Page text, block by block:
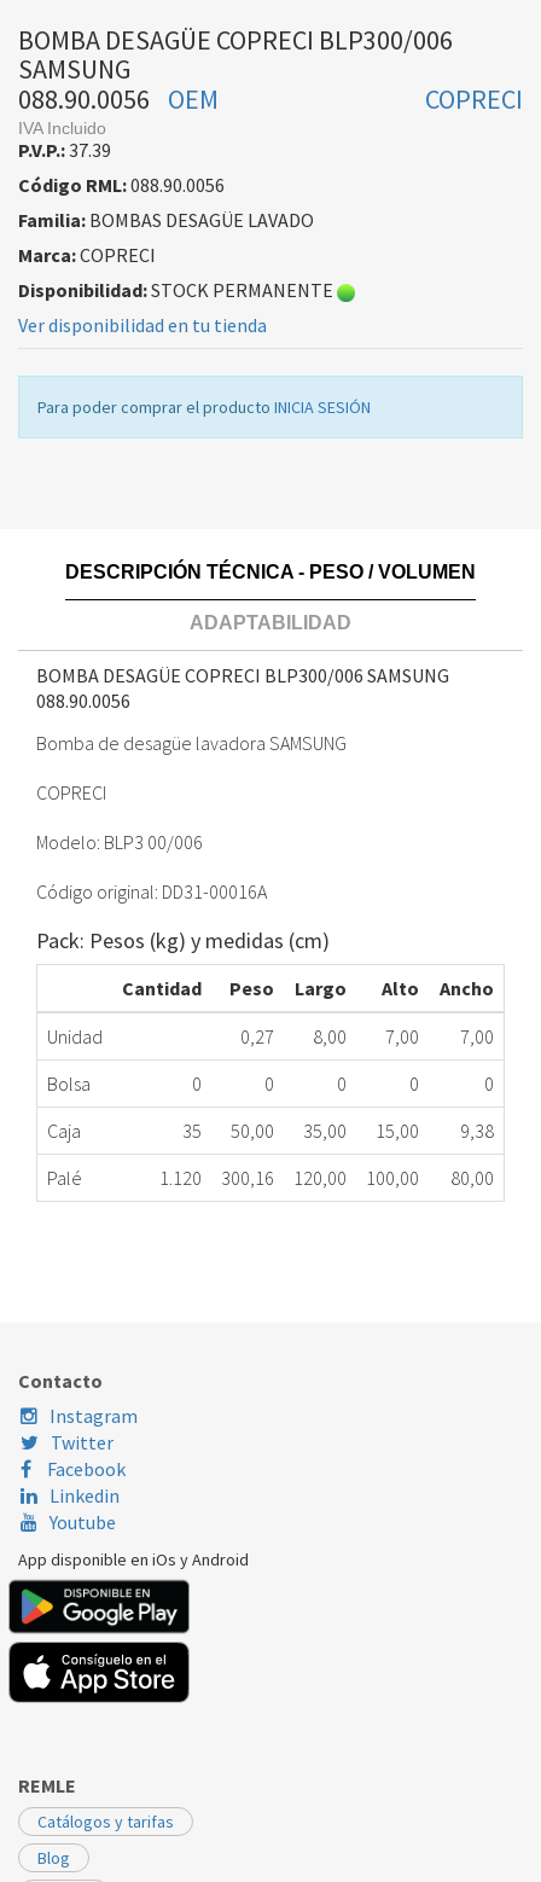
BOMBA DESAGÜE COPRECI BLP300/006
SAMSUNG
088.90.0056
COPRECI
OEM
IVA Incluido
P.V.P.:37.39
Código RML:088.90.0056
Familia: BOMBAS DESAGÜE LAVADO
Marca:COPRECI
Disponibilidad:STOCK PERMANENTE
Ver disponibilidad en tu tienda
Para poder comprar el producto INICIA SESIÓN
DESCRIPCIÓN TÉCNICA - PESO / VOLUMEN
ADAPTABILIDAD
BOMBA DESAGÜE COPRECI BLP300/006 SAMSUNG
088.90.0056
Bomba de desagüe lavadora SAMSUNG
COPRECI
Modelo: BLP3 00/006
Código original: DD31-00016A
Pack: Pesos (kg) y medidas (cm)
Cantidad Peso Largo Alto
Ancho
Unidad
0,27 8,00 7,00
7,00
Bolsa
0 0 0 0
0
Caja
35 50,00 35,00 15,00
9,38
Palé
1.120 300,16 120,00 100,00 80,00
COPRECI
Contacto
Instagram
Twitter
Facebook
Linkedin
Youtube
App disponible en iOs y Android
REMLE
Catálogos y tarifas
Blog